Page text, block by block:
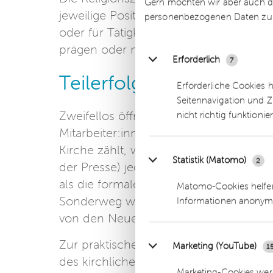
Gern möchten wir aber auch
personenbezogenen Daten
Erforderlich 7
Erforderliche Cookies
Seitennavigation und
nicht richtig
Statistik (Matomo) 2
Matomo-Cookies
Informationen
Marketing (YouTube)
jeweilige Position erforderlich ist.
oder für Tätigkeiten, die die
prägen oder mitverantworten.
Teilerfolg
Zweifellos öffnet sich die Kirche also.
Mitarbeiter:innen weiterhin
Kirche zählt, wird als typisches
der Presse) jedenfalls in weiten Teilen
als die formale Rechtsänderung
Sonderweg wirklich kommen wird,
von den Neuerungen profitieren
Zur praktischen Anwendung
des kirchlichen Arbeitsrechts erst und